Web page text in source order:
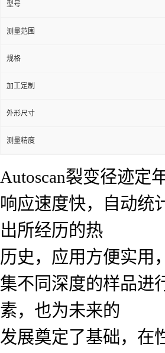
型号
测量范围
规格
加工定制
外形尺寸
测量精度
Autoscan裂变径迹定
响应速度快，自动统
出所经历的热
历史，应用方便实用
集不同深度的样品进
素，也为未来的
发展奠定了基础，在